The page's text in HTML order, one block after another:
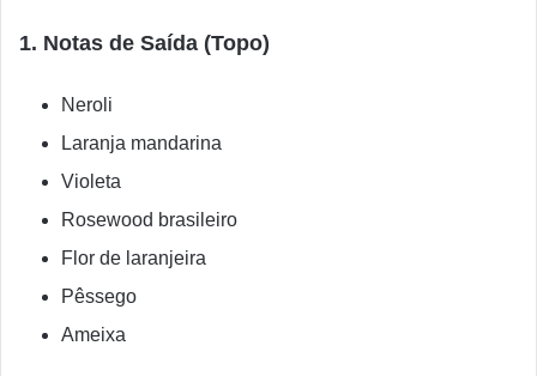
1. Notas de Saída (Topo)
Neroli
Laranja mandarina
Violeta
Rosewood brasileiro
Flor de laranjeira
Pêssego
Ameixa